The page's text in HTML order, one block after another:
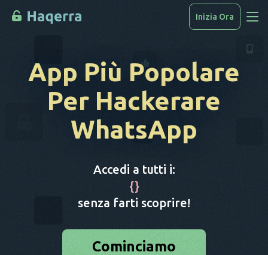
Come Hackerare
Elenco Dispositivi
Inizia Ora
App Più Popolare
Per Hackerare
WhatsApp
Accedi a tutti i:
{}
senza farti scoprire!
Cominciamo